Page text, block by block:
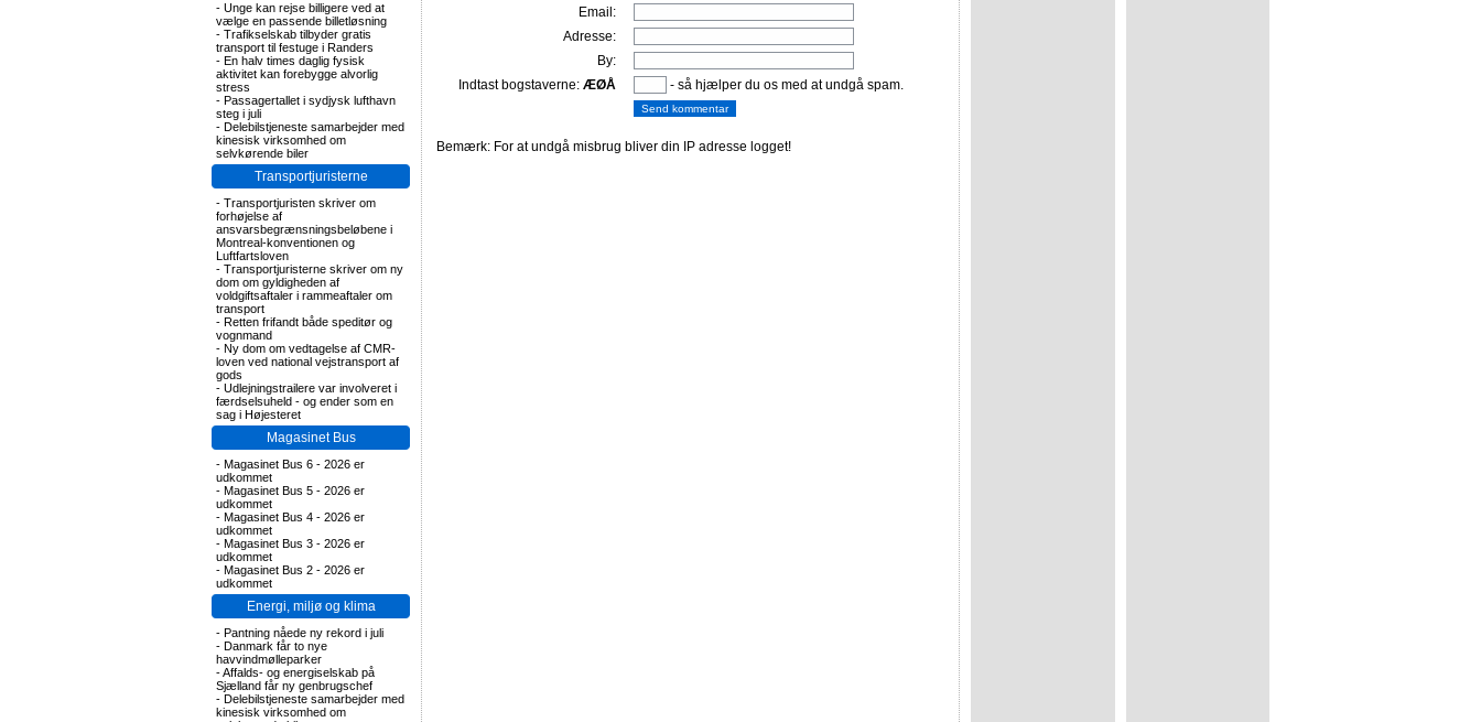
- Unge kan rejse billigere ved at
vælge en passende billetløsning
- Trafikselskab tilbyder gratis
transport til festuge i Randers
- En halv times daglig fysisk
aktivitet kan forebygge alvorlig
stress
- Passagertallet i sydjysk lufthavn
steg i juli
- Delebilstjeneste samarbejder med
kinesisk virksomhed om
selvkørende biler
Transportjuristerne
- Transportjuristen skriver om
forhøjelse af
ansvarsbegrænsningsbeløbene i
Montreal-konventionen og
Luftfartsloven
- Transportjuristerne skriver om ny
dom om gyldigheden af
voldgiftsaftaler i rammeaftaler om
transport
- Retten frifandt både speditør og
vognmand
- Ny dom om vedtagelse af CMR-
loven ved national vejstransport af
gods
- Udlejningstrailere var involveret i
færdselsuheld - og ender som en
sag i Højesteret
Magasinet Bus
- Magasinet Bus 6 - 2026 er
udkommet
- Magasinet Bus 5 - 2026 er
udkommet
- Magasinet Bus 4 - 2026 er
udkommet
- Magasinet Bus 3 - 2026 er
udkommet
- Magasinet Bus 2 - 2026 er
udkommet
Energi, miljø og klima
- Pantning nåede ny rekord i juli
- Danmark får to nye
havvindmølleparker
-Affalds- og energiselskab på
Sjælland får ny genbrugschef
- Delebilstjeneste samarbejder med
kinesisk virksomhed om
Email:
Adresse:
By:
Indtast bogstaverne: ÆØÅ - så hjælper du os med at undgå spam.
Bemærk: For at undgå misbrug bliver din IP adresse logget!